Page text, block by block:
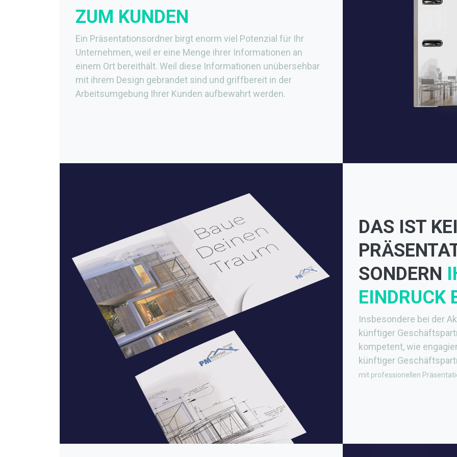
ZUM KUNDEN
Ein Präsentationsordner birgt enorm viel Potenzial für Ihr
Unternehmen, weil er eine Menge ihrer Informationen an
einem Ort bereithält. Weil diese Informationen unübersehbar
mit ihrem Design gebrandet sind und griffbereit in der
Arbeitsumgebung Ihrer Kunden aufbewahrt werden.
DAS IST
SONDERN
EINDRUCK
Insbesondere bei der
künftiger
kompetent, wie
künftiger
mit professionellen